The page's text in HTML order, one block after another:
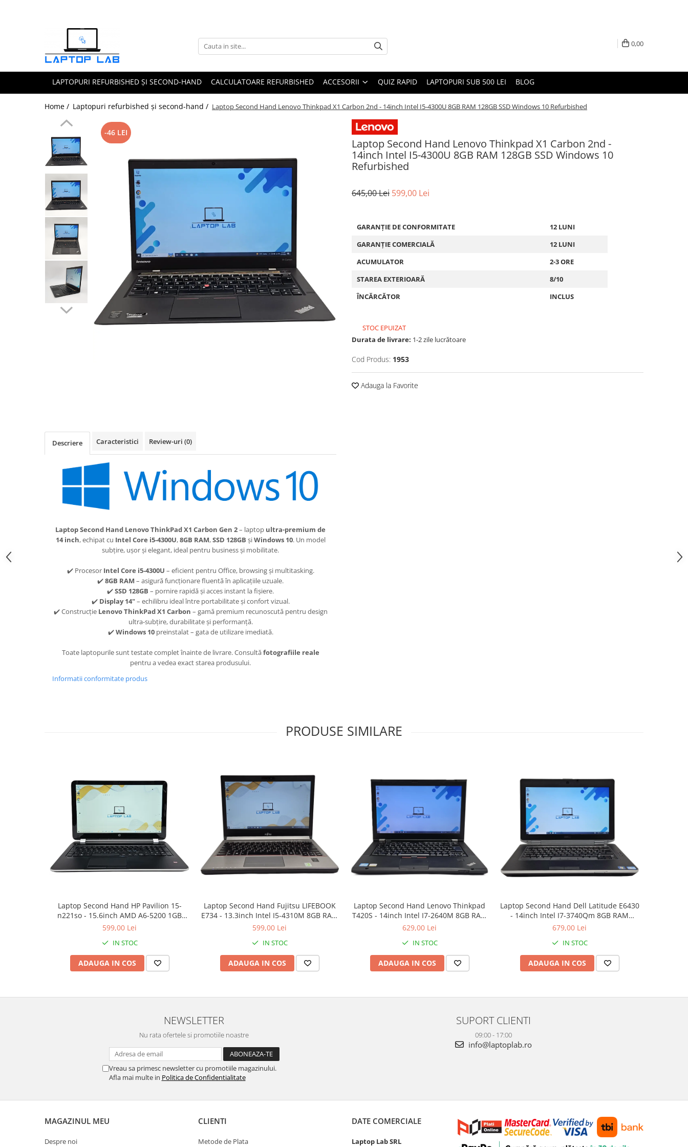
Genți și huse
Mouseuri
0,00
LAPTOPURI REFURBISHED ȘI SECOND-HAND CALCULATOARE REFURBISHED ACCESORII QUIZ RAPID LAPTOPURI SUB 500 LEI BLOG
Home / Laptopuri refurbished și second-hand / Laptop Second Hand Lenovo Thinkpad X1 Carbon 2nd - 14inch Intel I5-4300U 8GB RAM 128GB SSD Windows 10 Refurbished
Laptop Second Hand Lenovo Thinkpad X1 Carbon 2nd -
14inch Intel I5-4300U 8GB RAM 128GB SSD Windows 10
Refurbished
-46 LEI
645,00 Lei 599,00 Lei
GARANȚIE DE CONFORMITATE
12 LUNI
GARANȚIE COMERCIALĂ
12 LUNI
ACUMULATOR
2-3 ORE
STAREA EXTERIOARĂ
8/10
ÎNCĂRCĂTOR
INCLUS
STOC EPUIZAT
Durata de livrare: 1-2 zile lucrătoare
Cod Produs: 1953
Adauga la Favorite
Descriere Caracteristici Review-uri (0)
Laptop Second Hand Lenovo ThinkPad X1 Carbon Gen 2– laptop ultra-premium de
14 inch, echipat cu Intel Core i5‑4300U,8GB RAM,SSD 128GB șiWindows 10. Un model
subțire, ușor și elegant, ideal pentru business și mobilitate.
✔️ Procesor Intel Core i5‑4300U – eficient pentru Office, browsing și multitasking.
✔️8GB RAM – asigură funcționare fluentă în aplicațiile uzuale.
✔️SSD 128GB – pornire rapidă și acces instant la fișiere.
✔️ Display 14"– echilibru ideal între portabilitate și confort vizual.
✔️ Construcție Lenovo ThinkPad X1 Carbon – gamă premium recunoscută pentru design
ultra-subțire, durabilitate și performanță.
✔️Windows 10preinstalat – gata de utilizare imediată.
Toate laptopurile sunt testate complet înainte de livrare. Consultăfotografiile reale
pentru a vedea exact starea produsului.
Informatii conformitate produs
PRODUSE SIMILARE
Laptop Second Hand HP Pavilion 15-
n221so - 15.6inch AMD A6-5200 1GB
AMD Radeon 8600M 8GB RAM 1000GB
599,00 Lei
IN STOC
ADAUGA IN COS
Laptop Second Hand Fujitsu LIFEBOOK
E734 - 13.3inch Intel I5-4310M 8GB RAM
128GB SSD Windows 10 Refurbished
599,00 Lei
IN STOC
ADAUGA IN COS
Laptop Second Hand Lenovo Thinkpad
T420S - 14inch Intel I7-2640M 8GB RAM
160GB SSD Windows 10 Refurbished
629,00 Lei
IN STOC
ADAUGA IN COS
Laptop Second Hand Dell Latitude E6430
- 14inch Intel I7-3740Qm 8GB RAM
500GB HDD Nvidia NVS 5200M 1GB
679,00 Lei
IN STOC
ADAUGA IN COS
NEWSLETTER
Nu rata ofertele si promotiile noastre
Vreau sa primesc newsletter cu promotiile magazinului.
Afla mai multe in Politica de Confidentialitate
SUPORT CLIENTI
09:00 - 17:00
info@laptoplab.ro
MAGAZINUL MEU
Despre noi
CLIENTI
Metode de Plata
DATE COMERCIALE
Laptop Lab SRL